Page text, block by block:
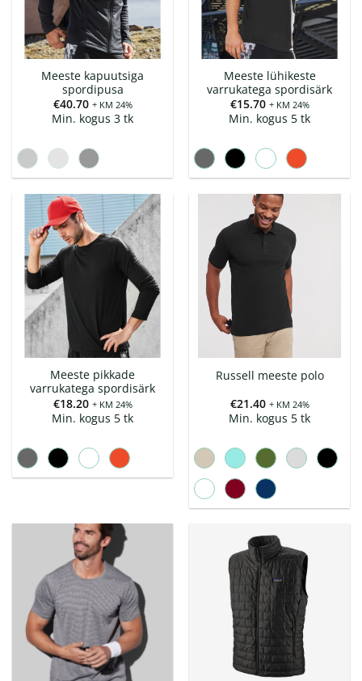
Meeste kapuutsiga
spordipusa
€40.70 + KM 24%
Min. kogus 3 tk
Meeste lühikeste
varrukatega spordisärk
€15.70 + KM 24%
Min. kogus 5 tk
Meeste pikkade
varrukatega spordisärk
€18.20 + KM 24%
Min. kogus 5 tk
Russell meeste polo
€21.40 + KM 24%
Min. kogus 5 tk